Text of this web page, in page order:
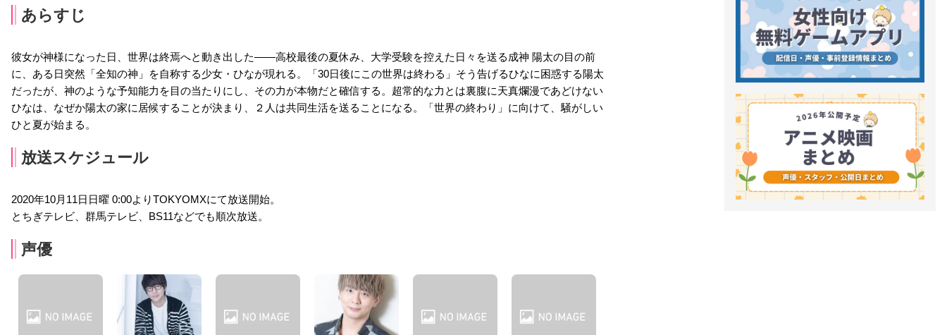
あらすじ
彼女が神様になった日、世界は終焉へと動き出した――高校最後の夏休み、大学受験を控えた日々を送る成神 陽太の目の前
に、ある日突然「全知の神」を自称する少女・ひなが現れる。「30日後にこの世界は終わる」そう告げるひなに困惑する陽太
だったが、神のような予知能力を目の当たりにし、その力が本物だと確信する。超常的な力とは裏腹に天真爛漫であどけない
ひなは、なぜか陽太の家に居候することが決まり、２人は共同生活を送ることになる。「世界の終わり」に向けて、騒がしい
ひと夏が始まる。
放送スケジュール
2020年10月11日日曜 0:00よりTOKYOMXにて放送開始。
とちぎテレビ、群馬テレビ、BS11などでも順次放送。
声優